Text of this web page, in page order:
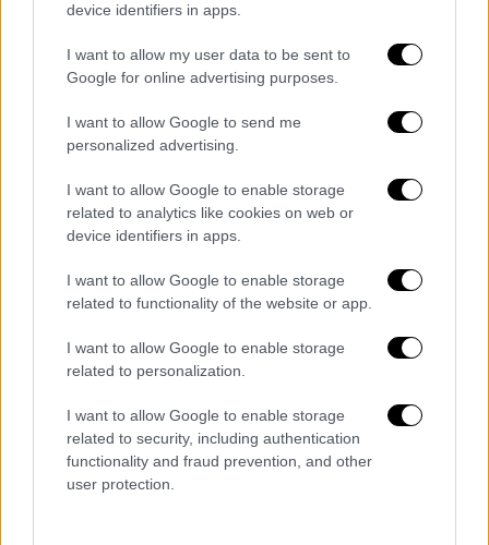
device identifiers in apps.
I want to allow my user data to be sent to
Google for online advertising purposes.
I want to allow Google to send me
personalized advertising.
I want to allow Google to enable storage
related to analytics like cookies on web or
device identifiers in apps.
I want to allow Google to enable storage
related to functionality of the website or app.
I want to allow Google to enable storage
related to personalization.
I want to allow Google to enable storage
related to security, including authentication
functionality and fraud prevention, and other
user protection.
Γιατροί καινοσηλευτέςπου θέλουν να πάνε
σε κάποιο νησί εάν μάλιστα αυτό αποτελεί
στα ύψη και προφανώς δεν επαρκούν οι
μισθοί που δίνονται από το
Υγείας.
Χαρακτηριστικό είναι ότι το συγκεκριμένο
πρόβλημα αναγνωρίζει και η ηγεσία του
υπουργείου υγείας, αφού ο υπουργός υγείας
Άδωνις Γεωργιάδης εγκαινίασε ενδεικτικά
Μύκονο 16 διαμερίσματαπου
κατασκευάστηκαν κοντά στο κέντρο υγείας
του νησιού με δωρεές, προκειμένου να
φιλοξενήσουν τους γιατρούς πού θα
βρεθούν στοντουριστικό προορισμό